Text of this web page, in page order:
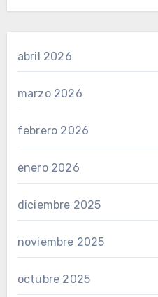
abril 2026
marzo 2026
febrero 2026
enero 2026
diciembre 2025
noviembre 2025
octubre 2025